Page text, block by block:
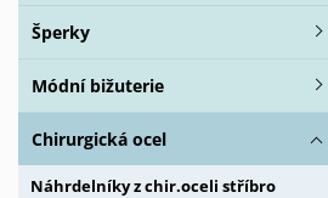
Šperky
Módní bižuterie
Chirurgická ocel
Náhrdelníky z chir.oceli stříbro